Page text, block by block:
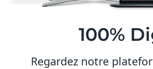
100%
Regardez notre